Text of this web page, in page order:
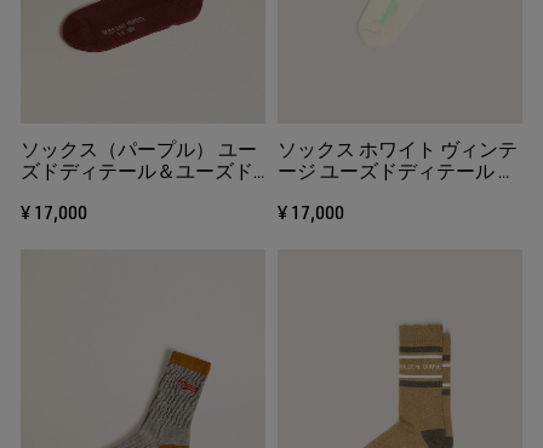
ソックス（パープル） ユー
ズドディテール＆ユーズド
¥ 17,000
ソックス ホワイト ヴィンテ
ージ ユーズドディテール バ
リーンの
¥ 17,000